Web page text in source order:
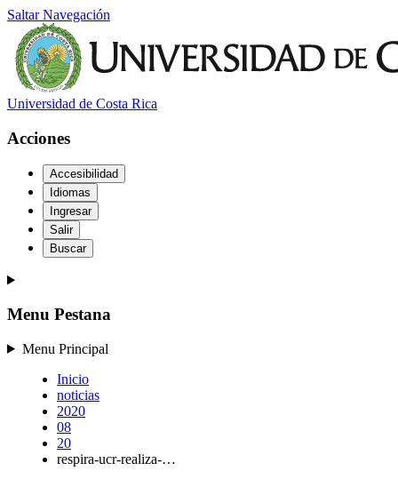
Saltar Navegación
Universidad de Costa Rica
Acciones
Accesibilidad
Idiomas
Ingresar
Salir
Buscar
Menu Pestana
Menu Principal
Inicio
noticias
2020
08
20
respira-ucr-realiza-…